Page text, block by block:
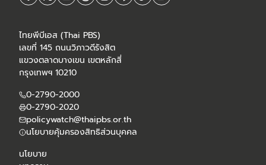
ไทยพีบีเอส (Thai PBS)
เลขที่ 145 ถนนวิภาวดีรังสิต
แขวงตลาดบางเขน เขตหลักสี่
กรุงเทพฯ 10210
0-2790-2000
0-2790-2020
policywatch@thaipbs.or.th
นโยบายคุ้มครองสิทธิส่วนบุคคล
นโยบาย